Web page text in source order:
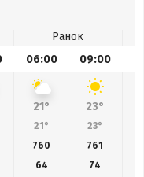
Ранок
06:00 09:00
21° 23°
21° 23°
760 761
64 74